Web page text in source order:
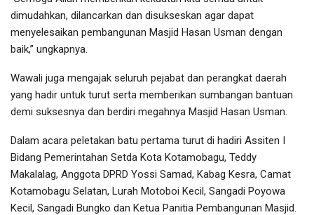
dimudahkan, dilancarkan dan disukseskan agar dapat
menyelesaikan pembangunan Masjid Hasan Usman dengan
baik,” ungkapnya.
Wawali juga mengajak seluruh pejabat dan perangkat daerah
yang hadir untuk turut serta memberikan sumbangan bantuan
demi suksesnya dan berdiri megahnya Masjid Hasan Usman.
Dalam acara peletakan batu pertama turut di hadiri Assiten I
Bidang Pemerintahan Setda Kota Kotamobagu, Teddy
Makalalag, Anggota DPRD Yossi Samad, Kabag Kesra, Camat
Kotamobagu Selatan, Lurah Motoboi Kecil, Sangadi Poyowa
Kecil, Sangadi Bungko dan Ketua Panitia Pembangunan Masjid.